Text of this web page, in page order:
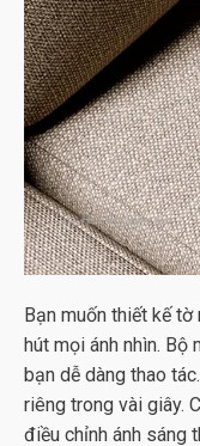
Bạn muốn thiết kế
hút mọi ánh nhìn. Bộ
bạn dễ dàng thao
riêng trong vài giây.
điều chỉnh ánh sáng